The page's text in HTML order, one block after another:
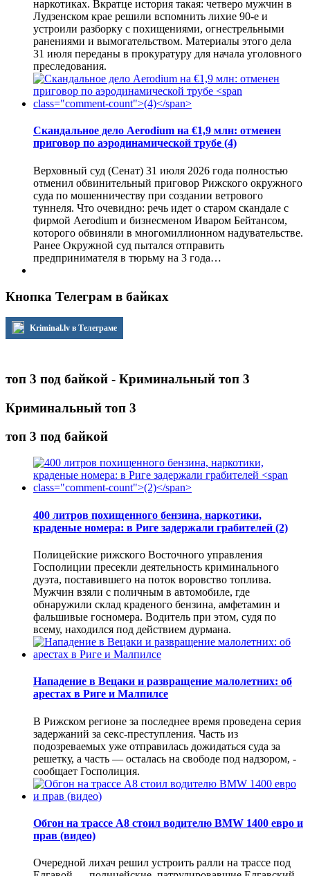
наркотиках. Вкратце история такая: четверо мужчин в
Лудзенском крае решили вспомнить лихие 90-е и
устроили разборку с похищениями, огнестрельными
ранениями и вымогательством. Материалы этого дела
31 июля переданы в прокуратуру для начала уголовного
преследования.
Скандальное дело Aerodium на €1,9 млн: отменен
приговор по аэродинамической трубе (4)
Верховный суд (Сенат) 31 июля 2026 года полностью
отменил обвинительный приговор Рижского окружного
суда по мошенничеству при создании ветрового
туннеля. Что очевидно: речь идет о старом скандале с
фирмой Aerodium и бизнесменом Иваром Бейтансом,
которого обвиняли в многомиллионном надувательстве.
Ранее Окружной суд пытался отправить
предпринимателя в тюрьму на 3 года…
Кнопка Телеграм в байках
Kriminal.lv в Телеграме
топ 3 под байкой - Криминальный топ 3
Криминальный топ 3
топ 3 под байкой
400 литров похищенного бензина, наркотики,
краденые номера: в Риге задержали грабителей (2)
Полицейские рижского Восточного управления
Госполиции пресекли деятельность криминального
дуэта, поставившего на поток воровство топлива.
Мужчин взяли с поличным в автомобиле, где
обнаружили склад краденого бензина, амфетамин и
фальшивые госномера. Водитель при этом, судя по
всему, находился под действием дурмана.
Нападение в Вецаки и развращение малолетних: об
арестах в Риге и Малпилсе
В Рижском регионе за последнее время проведена серия
задержаний за секс-преступления. Часть из
подозреваемых уже отправилась дожидаться суда за
решетку, а часть — осталась на свободе под надзором, -
сообщает Госполиция.
Обгон на трассе А8 стоил водителю BMW 1400 евро и
прав (видео)
Очередной лихач решил устроить ралли на трассе под